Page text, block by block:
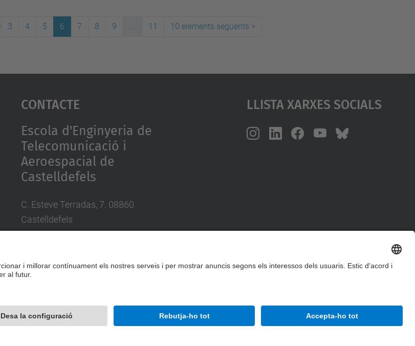
3 4 5 6 7 8 9 ... 11 10 elements següents >
Contacte
Escola d'Enginyeria de
Telecomunicació i
Aeroespacial de
Castelldefels
C. Esteve Terradas, 7. 08860
Castelldefels
eetac.web@upc.edu
Llista Xarxes Socials
Desenvolupat amb Mapa del lloc Accessibilitat Configuració de privadesa